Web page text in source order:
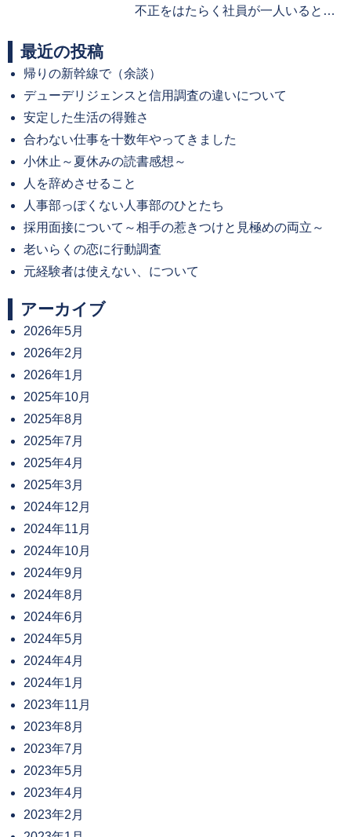
Next
不正をはたらく社員が一人いると…
最近の投稿
帰りの新幹線で（余談）
デューデリジェンスと信用調査の違いについて
安定した生活の得難さ
合わない仕事を十数年やってきました
小休止～夏休みの読書感想～
人を辞めさせること
人事部っぽくない人事部のひとたち
採用面接について～相手の惹きつけと見極めの両立～
老いらくの恋に行動調査
元経験者は使えない、について
アーカイブ
2026年5月
2026年2月
2026年1月
2025年10月
2025年8月
2025年7月
2025年4月
2025年3月
2024年12月
2024年11月
2024年10月
2024年9月
2024年8月
2024年6月
2024年5月
2024年4月
2024年1月
2023年11月
2023年8月
2023年7月
2023年5月
2023年4月
2023年2月